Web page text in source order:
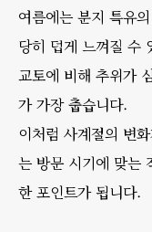
여름에는 분지 특유
당히 덥게 느껴질 수
교토에 비해 추위가
가 가장 춥습니다.
이처럼 사계절의 변
는 방문 시기에 맞는
한 포인트가 됩니다.